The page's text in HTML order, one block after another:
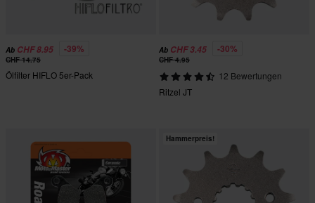
Ab CHF 8.95 -39%
CHF 14.75
Ölfilter HIFLO 5er-Pack
Ab CHF 3.45 -30%
CHF 4.95
12 Bewertungen
Ritzel JT
Hammerpreis!